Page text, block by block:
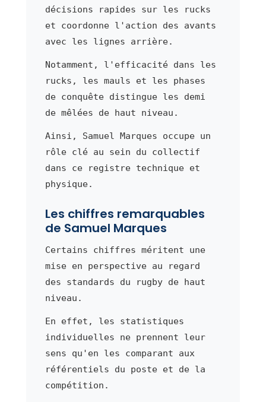
décisions rapides sur les rucks
et coordonne l'action des avants
avec les lignes arrière.
Notamment, l'efficacité dans les
rucks, les mauls et les phases
de conquête distingue les demi
de mêlées de haut niveau.
Ainsi, Samuel Marques occupe un
rôle clé au sein du collectif
dans ce registre technique et
physique.
Les chiffres remarquables
de Samuel Marques
Certains chiffres méritent une
mise en perspective au regard
des standards du rugby de haut
niveau.
En effet, les statistiques
individuelles ne prennent leur
sens qu'en les comparant aux
référentiels du poste et de la
compétition.